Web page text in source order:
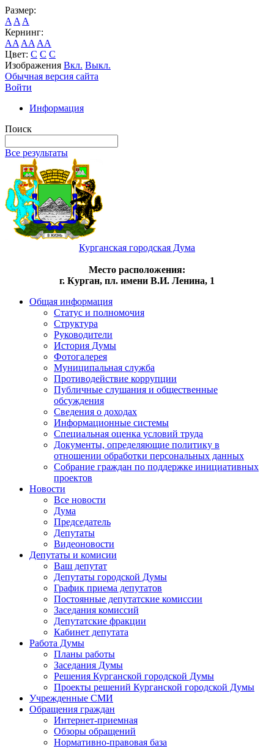
Размер:
A A A
Кернинг:
AA AA AA
Цвет: C C C
Изображения Вкл. Выкл.
Обычная версия сайта
Войти
Информация
Поиск
Все результаты
Курганская городская Дума
Место расположения:
г. Курган, пл. имени В.И. Ленина, 1
Общая информация
Статус и полномочия
Структура
Руководители
История Думы
Фотогалерея
Муниципальная служба
Противодействие коррупции
Публичные слушания и общественные
обсуждения
Сведения о доходах
Информационные системы
Специальная оценка условий труда
Документы, определяющие политику в
отношении обработки персональных данных
Собрание граждан по поддержке инициативных
проектов
Новости
Все новости
Дума
Председатель
Депутаты
Видеоновости
Депутаты и комисии
Ваш депутат
Депутаты городской Думы
График приема депутатов
Постоянные депутатские комиссии
Заседания комиссий
Депутатские фракции
Кабинет депутата
Работа Думы
Планы работы
Заседания Думы
Решения Курганской городской Думы
Проекты решений Курганской городской Думы
Учрежденные СМИ
Обращения граждан
Интернет-приемная
Обзоры обращений
Нормативно-правовая база